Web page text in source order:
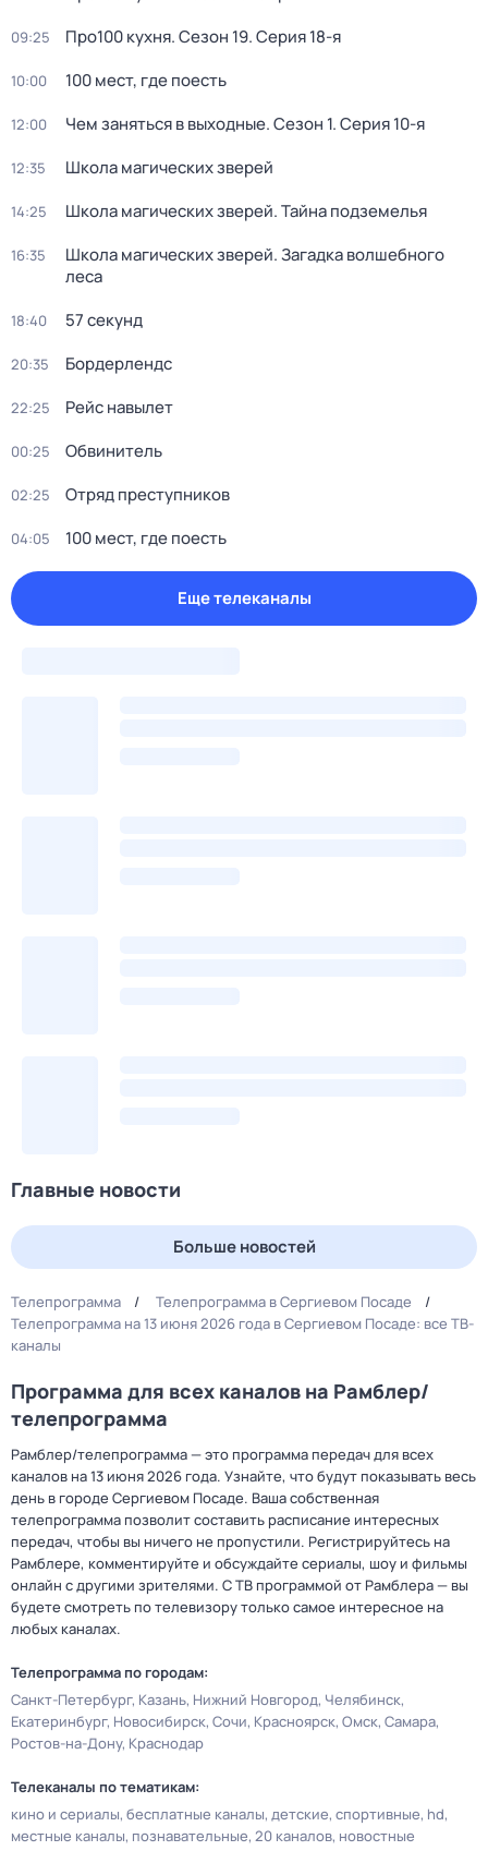
09:25 Про100 кухня. Сезон 19. Серия 18-я
10:00 100 мест, где поесть
12:00 Чем заняться в выходные. Сезон 1. Серия 10-я
12:35 Школа магических зверей
14:25 Школа магических зверей. Тайна подземелья
16:35
Школа магических зверей. Загадка волшебного
леса
18:40 57 секунд
20:35 Бордерлендс
22:25 Рейс навылет
00:25 Обвинитель
02:25 Отряд пpeступников
04:05 100 мест, где поесть
Еще телеканалы
Главные новости
Больше новостей
Телепрограмма
Телепрограмма в Сергиевом Посаде
Телепрограмма на 13 июня 2026 года в Сергиевом Посаде: все ТВ-
каналы
Программа для всех каналов на Рамблер/
телепрограмма
Рамблер/телепрограмма — это программа передач для всех
каналов на 13 июня 2026 года. Узнайте, что будут показывать весь
день в городе Сергиевом Посаде. Ваша собственная
телепрограмма позволит составить расписание интересных
передач, чтобы вы ничего не пропустили. Регистрируйтесь на
Рамблере, комментируйте и обсуждайте сериалы, шоу и фильмы
онлайн с другими зрителями. С ТВ программой от Рамблера — вы
будете смотреть по телевизору только самое интересное на
любых каналах.
Телепрограмма по городам:
Санкт-Петербург Казань Нижний Новгород Челябинск
Екатеринбург Новосибирск Сочи Красноярск Омск Самара
Ростов-на-Дону Краснодар
Телеканалы по тематикам:
кино и сериалы бесплатные каналы детские спортивные hd
местные каналы познавательные 20 каналов новостные